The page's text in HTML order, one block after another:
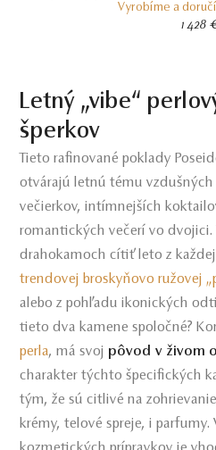
Vyrobíme a
1 428
Letný „vibe“
šperkov
Tieto rafinované poklady
otvárajú letnú tému
večierkov, intímnejších
romantických večerí vo
drahokamoch cítiť leto z
trendovej broskyňovo ružovej
alebo z pohľadu ikonických
tieto dva kamene spoločné?
perla, má svoj pôvod v živom
charakter týchto špecifických
tým, že sú citlivé na
krémy, telové spreje, i parfumy.